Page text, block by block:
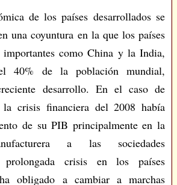
de los países desarrollados se
una coyuntura en la que los países
importantes como China y la India,
40% de la población mundial,
desarrollo. En el caso de
la crisis financiera del 2008 había
de su PIB principalmente en la
a las sociedades
prolongada crisis en los países
obligado a cambiar a marchas